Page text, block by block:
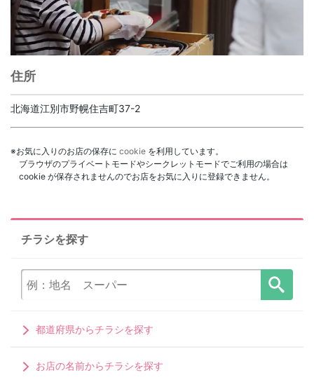
住所
北海道江別市野幌住吉町37-2
※お気に入りのお店の保存に cookie を利用しています。
ブラウザのプライベートモードやシークレットモードでご利用の場合は
cookie が保存されませんのでお店をお気に入りに登録できません。
チラシを探す
都道府県からチラシを探す
お店の名前からチラシを探す